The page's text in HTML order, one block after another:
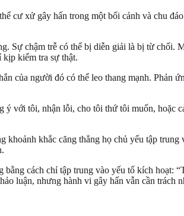
cư xử gây hấn trong một bối cảnh và chu
Sự chậm trễ có thể bị diễn giải là bị từ chối.
kiểm tra sự thật.
của người đó có thể leo thang mạnh. Phản
với tôi, nhận lỗi, cho tôi thứ tôi muốn, hoặc
khắc căng thẳng họ chủ yếu tập trung
cách chỉ tập trung vào yếu tố kích hoạt:
luận, nhưng hành vi gây hấn vẫn cần trách